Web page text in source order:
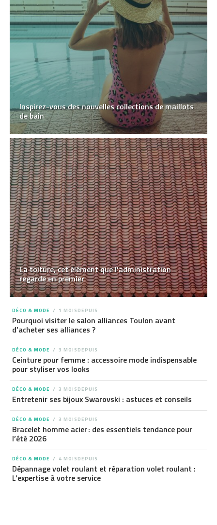
Inspirez-vous des nouvelles collections de maillots
de bain
La toiture, cet élément que l’administration
regarde en premier
DÉCO & MODE 1 MOISDEPUIS
Pourquoi visiter le salon alliances Toulon avant
d’acheter ses alliances ?
DÉCO & MODE 3 MOISDEPUIS
Ceinture pour femme : accessoire mode indispensable
pour styliser vos looks
DÉCO & MODE 3 MOISDEPUIS
Entretenir ses bijoux Swarovski : astuces et conseils
DÉCO & MODE 3 MOISDEPUIS
Bracelet homme acier : des essentiels tendance pour
l’été 2026
DÉCO & MODE 4 MOISDEPUIS
Dépannage volet roulant et réparation volet roulant :
L’expertise à votre service